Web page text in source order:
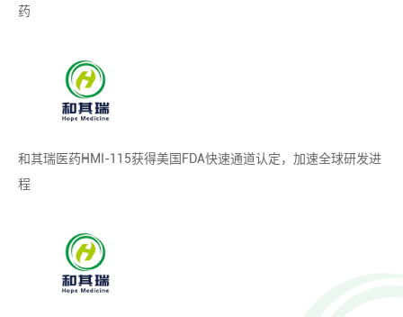
药
和其瑞医药HMI-115获得美国FDA快速通道认定，加速全球研发进
程